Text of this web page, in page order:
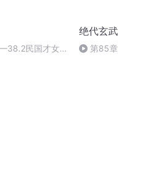
民国才女
绝代玄武
第85章